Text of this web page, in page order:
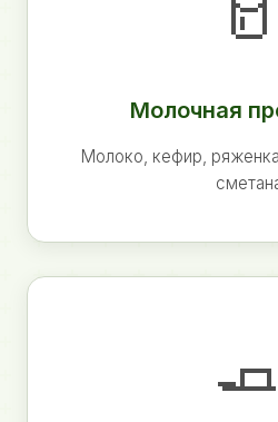
Молочная
Молоко, кефир,
🧈